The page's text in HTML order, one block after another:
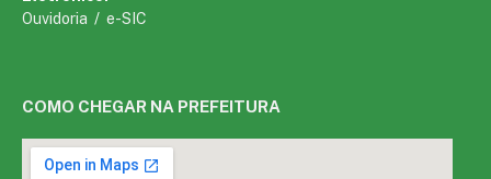
Ouvidoria / e-SIC
COMO CHEGAR NA PREFEITURA